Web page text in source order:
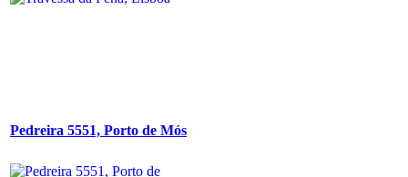
Pedreira 5551, Porto de Mós